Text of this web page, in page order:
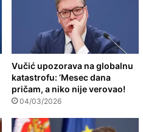
Vučić upozorava na globalnu
katastrofu: ‘Mesec dana
pričam, a niko nije verovao!
04/03/2026